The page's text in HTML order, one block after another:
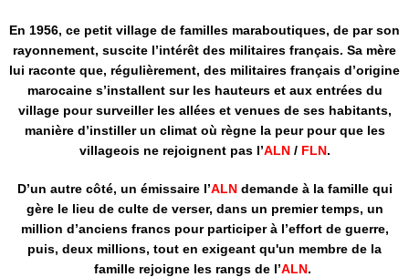
En 1956, ce petit village de familles maraboutiques, de par son
rayonnement, suscite l’intérêt des militaires français. Sa mère
lui raconte que, régulièrement, des militaires français d’origine
marocaine s’installent sur les hauteurs et aux entrées du
village pour surveiller les allées et venues de ses habitants,
manière d’instiller un climat où règne la peur pour que les
villageois ne rejoignent pas l’ALN / FLN.
D’un autre côté, un émissaire l’ALNdemande à la famille qui
gère le lieu de culte de verser, dans un premier temps, un
million d’anciens francs pour participer à l’effort de guerre,
puis, deux millions, tout en exigeant qu'un membre de la
famille rejoigne les rangs de l’ALN.